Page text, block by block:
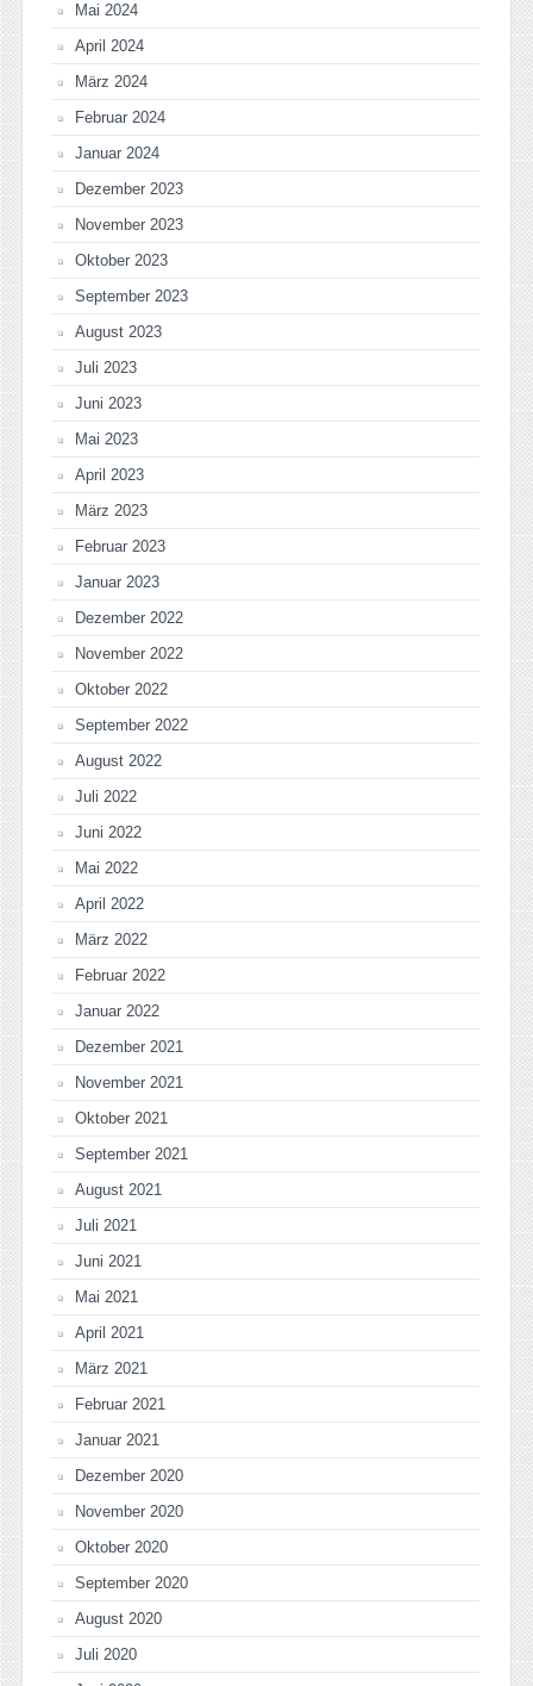
Mai 2024
April 2024
März 2024
Februar 2024
Januar 2024
Dezember 2023
November 2023
Oktober 2023
September 2023
August 2023
Juli 2023
Juni 2023
Mai 2023
April 2023
März 2023
Februar 2023
Januar 2023
Dezember 2022
November 2022
Oktober 2022
September 2022
August 2022
Juli 2022
Juni 2022
Mai 2022
April 2022
März 2022
Februar 2022
Januar 2022
Dezember 2021
November 2021
Oktober 2021
September 2021
August 2021
Juli 2021
Juni 2021
Mai 2021
April 2021
März 2021
Februar 2021
Januar 2021
Dezember 2020
November 2020
Oktober 2020
September 2020
August 2020
Juli 2020